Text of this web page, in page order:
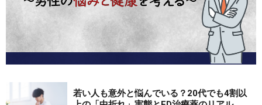
す。初診数の割合は40代後半をピークに、前後の30代と
50代を合わせて、全体の70％を超えています。こうした
結果から、おおむね30代から50代が性の悩みに陥りやす
い年代と言えるでしょう。
■20～40代男女の約半数がセックスレス？
若い人も意外と悩んでいる？20代でも4割以